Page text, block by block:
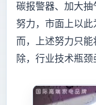
碳报警器、加大
努力，市面上以
而，上述努力只
除，行业技术瓶颈